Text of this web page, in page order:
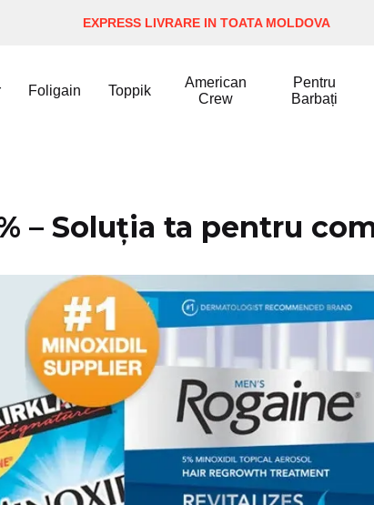
EXPRESS LIVRARE IN TOATA MOLDOVA
Foligain Toppik
American
Crew
Pentru
Barbați
– Soluția ta pentru